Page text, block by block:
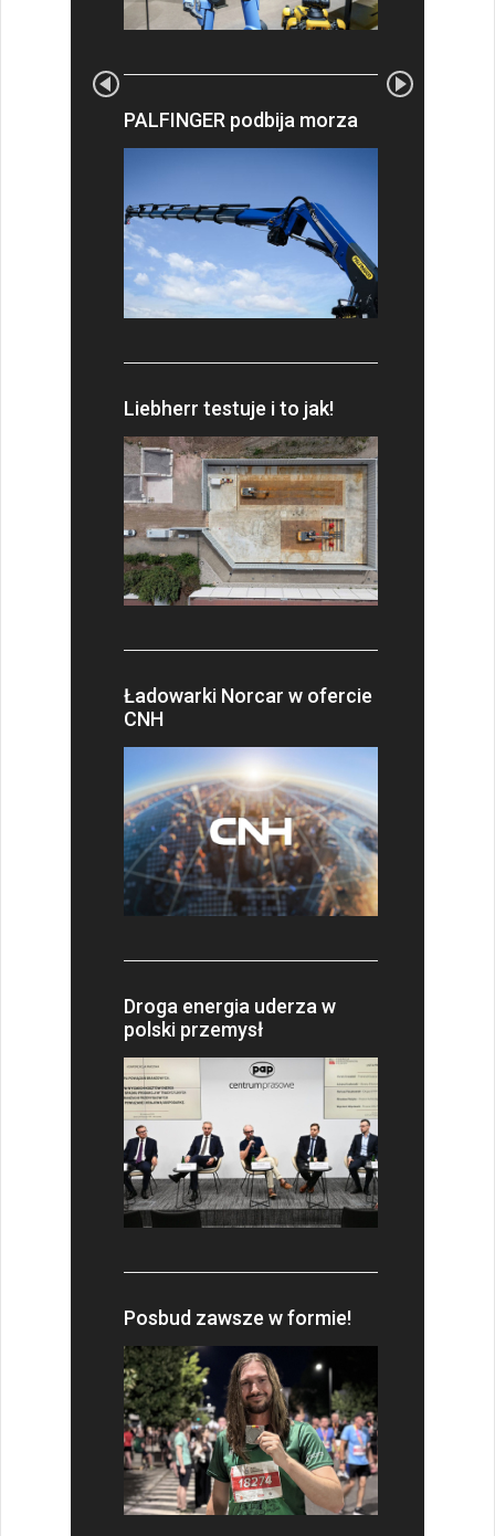
PALFINGER podbija morza
Liebherr testuje i to jak!
Ładowarki Norcar w ofercie
CNH
Droga energia uderza w
polski przemysł
Posbud zawsze w formie!